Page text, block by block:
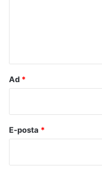
Ad *
E-posta *